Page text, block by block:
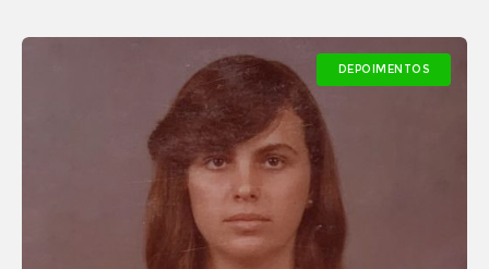
DEPOIMENTOS